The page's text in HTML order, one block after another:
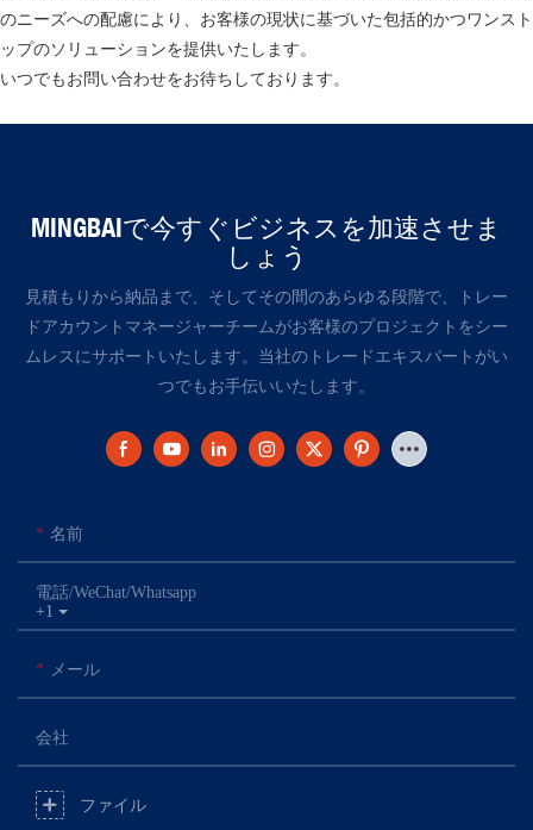
のニーズへの配慮により、お客様の現状に基づいた包括的かつワンスト
ップのソリューションを提供いたします。
いつでもお問い合わせをお待ちしております。
MINGBAIで今すぐビジネスを加速させま
しょう
見積もりから納品まで、そしてその間のあらゆる段階で、トレー
ドアカウントマネージャーチームがお客様のプロジェクトをシー
ムレスにサポートいたします。当社のトレードエキスパートがい
つでもお手伝いいたします。
名前
+1
電話/WeChat/Whatsapp
メール
会社
ファイル